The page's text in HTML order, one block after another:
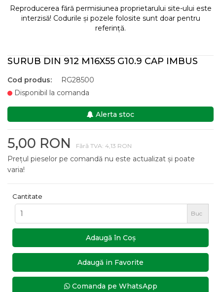
Reproducerea fără permisiunea proprietarului site-ului este
interzisă! Codurile și pozele folosite sunt doar pentru
referință.
SURUB DIN 912 M16X55 G10.9 CAP IMBUS
Cod produs:
RG28500
Disponibil la comanda
Alerta stoc
5,00 RON Fără TVA: 4,13 RON
Prețul pieselor pe comandă nu este actualizat și poate
varia!
Cantitate
Buc
Adaugă în Coş
Adaugă in Favorite
Comanda pe WhatsApp